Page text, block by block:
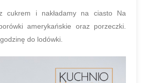
cukrem i nakładamy na ciasto Na
amerykańskie oraz porzeczki.
do lodówki.